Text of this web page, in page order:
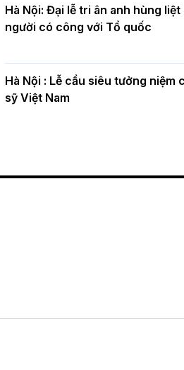
Hà Nội: Đại lễ tri ân anh hùng liệt
người có công với Tổ quốc
Hà Nội : Lễ cầu siêu tưởng niệm
sỹ Việt Nam